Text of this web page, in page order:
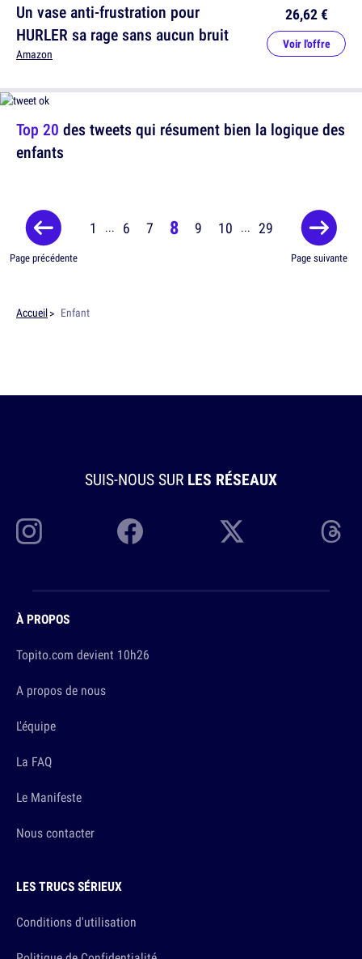
Un vase anti-frustration pour
HURLER sa rage sans aucun bruit
Amazon
26,62 €
Voir l'offre
Top 20 des tweets qui résument bien la logique des
enfants
Page précédente
1 ... 6 7 8 9 10 ... 29
Page suivante
Accueil Enfant
SUIS-NOUS SUR LES RÉSEAUX
À PROPOS
Topito.com devient 10h26
A propos de nous
L'équipe
La FAQ
Le Manifeste
Nous contacter
LES TRUCS SÉRIEUX
Conditions d'utilisation